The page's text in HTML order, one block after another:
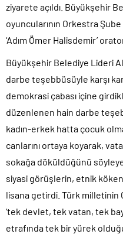
ziyarete açıldı. Büyükşehir
oyuncularının Orkestra
‘Adım Ömer Halisdemir’
Büyükşehir Belediye Lideri
darbe teşebbüsüyle karşı
demokrasi çabası içine
düzenlenen hain darbe
kadın-erkek hatta çocuk
canlarını ortaya koyarak,
sokağa döküldüğünü
siyasi görüşlerin, etnik
lisana getirdi. Türk milletinin
‘tek devlet, tek vatan, tek
etrafında tek bir yürek